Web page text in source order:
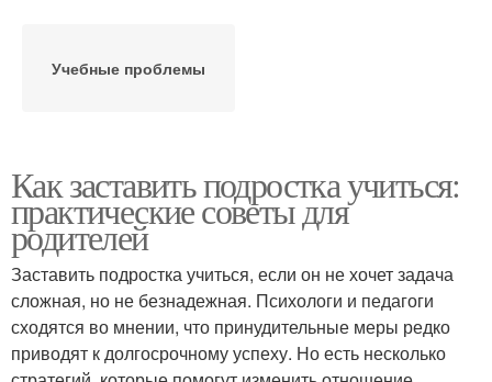
Учебные проблемы
Как заставить подростка учиться:
практические советы для
родителей
Заставить подростка учиться, если он не хочет задача
сложная, но не безнадежная. Психологи и педагоги
сходятся во мнении, что принудительные меры редко
приводят к долгосрочному успеху. Но есть несколько